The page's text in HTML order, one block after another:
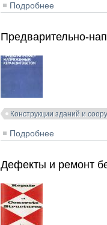
Подробнее
Предварительно-
Конструкции зданий и
Подробнее
Дефекты и ремонт